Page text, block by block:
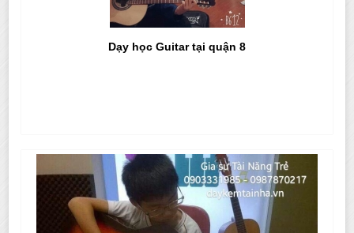
Dạy học Guitar tại quận 8